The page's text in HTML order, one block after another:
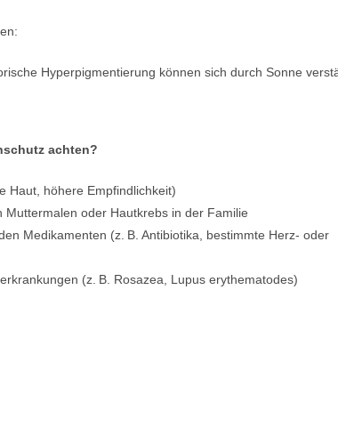
Hyperpigmentierung können sich durch Sonne
achten?
Haut, höhere Empfindlichkeit)
Muttermalen oder Hautkrebs in der Familie
Medikamenten (z. B. Antibiotika, bestimmte Herz- oder
(z. B. Rosazea, Lupus erythematodes)